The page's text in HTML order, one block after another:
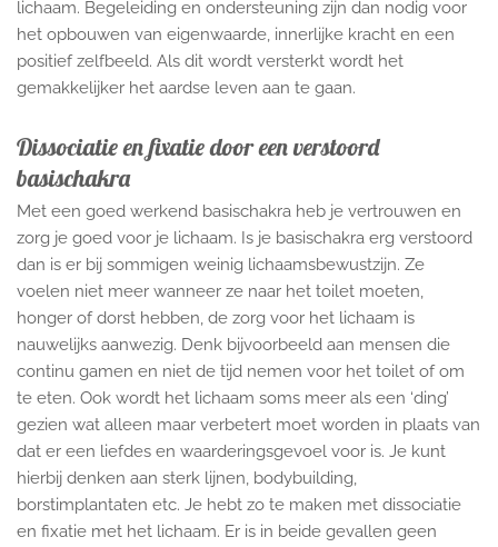
lichaam. Begeleiding en ondersteuning zijn dan nodig voor
het opbouwen van eigenwaarde, innerlijke kracht en een
positief zelfbeeld. Als dit wordt versterkt wordt het
gemakkelijker het aardse leven aan te gaan.
Dissociatie en fixatie door een verstoord
basischakra
Met een goed werkend basischakra heb je vertrouwen en
zorg je goed voor je lichaam. Is je basischakra erg verstoord
dan is er bij sommigen weinig lichaamsbewustzijn. Ze
voelen niet meer wanneer ze naar het toilet moeten,
honger of dorst hebben, de zorg voor het lichaam is
nauwelijks aanwezig. Denk bijvoorbeeld aan mensen die
continu gamen en niet de tijd nemen voor het toilet of om
te eten. Ook wordt het lichaam soms meer als een ‘ding’
gezien wat alleen maar verbetert moet worden in plaats van
dat er een liefdes en waarderingsgevoel voor is. Je kunt
hierbij denken aan sterk lijnen, bodybuilding,
borstimplantaten etc. Je hebt zo te maken met dissociatie
en fixatie met het lichaam. Er is in beide gevallen geen